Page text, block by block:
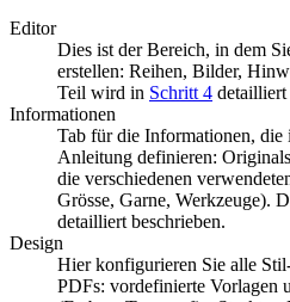
Editor
Dies ist der Bereich, in dem
erstellen: Reihen, Bilder,
Teil wird in Schritt 4 detailliert
Informationen
Tab für die Informationen, die
Anleitung definieren:
die verschiedenen
Grösse, Garne, Werkzeuge).
detailliert beschrieben.
Design
Hier konfigurieren Sie alle
PDFs: vordefinierte Vorlagen